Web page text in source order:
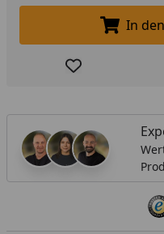
In
Produkt zur